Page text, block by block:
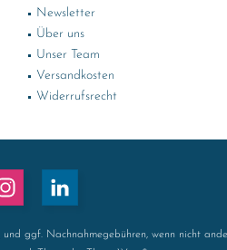
Newsletter
Über uns
Unser Team
Versandkosten
Widerrufsrecht
und ggf. Nachnahmegebühren, wenn nicht